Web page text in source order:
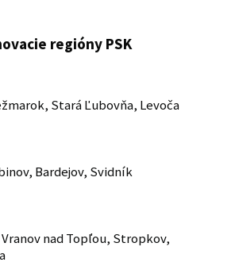
regióny PSK
Stará Ľubovňa, Levoča
Bardejov, Svidník
nad Topľou, Stropkov,